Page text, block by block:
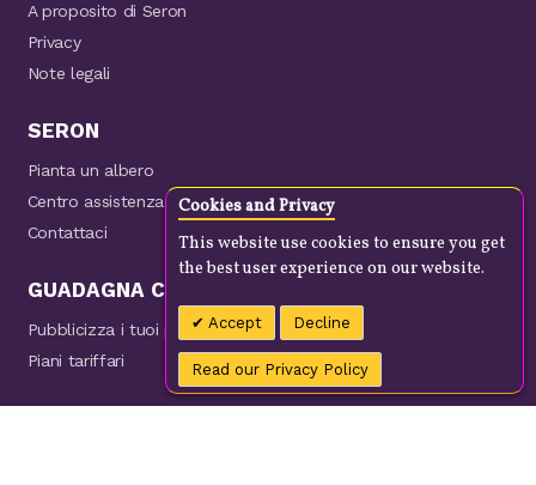
Cookies and Privacy
This website use cookies to ensure you get
the best user experience on our website.
Accept Decline
Read our Privacy Policy
A proposito di Seron
Privacy
Note legali
SERON
Pianta un albero
Centro assistenza
Contattaci
GUADAGNA CON NOI
Pubblicizza i tuoi prodotti
Piani tariffari